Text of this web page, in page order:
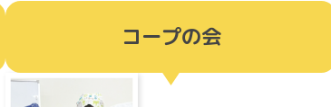
コープの会